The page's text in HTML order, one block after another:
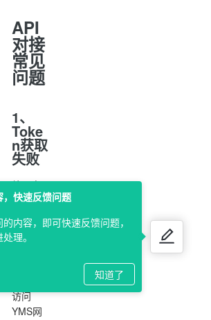
API
对接
常见
问题
1、
Toke
n获取
失败
处理方
法：
1）需确
保调用
访问
YMS网
，快速反馈问题
内容，即可快速反馈问题，
理。
知道了